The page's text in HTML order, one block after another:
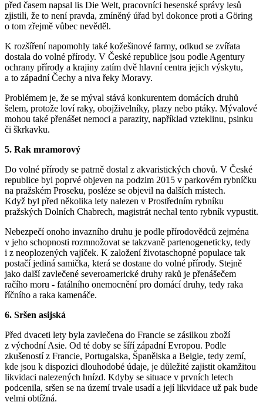
před časem napsal lis Die Welt, pracovníci hesenské správy lesů
zjistili, že to není pravda, zmíněný úřad byl dokonce proti a Göring
o tom zřejmě vůbec nevěděl.
K rozšíření napomohly také kožešinové farmy, odkud se zvířata
dostala do volné přírody. V České republice jsou podle Agentury
ochrany přírody a krajiny zatím dvě hlavní centra jejich výskytu,
a to západní Čechy a niva řeky Moravy.
Problémem je, že se mýval stává konkurentem domácích druhů
šelem, protože loví raky, obojživelníky, plazy nebo ptáky. Mývalové
mohou také přenášet nemoci a parazity, například vzteklinu, psinku
či škrkavku.
5. Rak mramorový
Do volné přírody se patrně dostal z akvaristických chovů. V České
republice byl poprvé objeven na podzim 2015 v parkovém rybníčku
na pražském Proseku, posléze se objevil na dalších místech.
Když byl před několika lety nalezen v Prostředním rybníku
pražských Dolních Chabrech, magistrát nechal tento rybník vypustit.
Nebezpečí onoho invazního druhu je podle přírodovědců zejména
v jeho schopnosti rozmnožovat se takzvaně partenogeneticky, tedy
i z neoplozených vajíček. K založení životaschopné populace tak
postačí jediná samička, která se dostane do volné přírody. Stejně
jako další zavlečené severoamerické druhy raků je přenášečem
račího moru - fatálního onemocnění pro domácí druhy, tedy raka
říčního a raka kamenáče.
6. Sršen asijská
Před dvaceti lety byla zavlečena do Francie se zásilkou zboží
z východní Asie. Od té doby se šíří západní Evropou. Podle
zkušeností z Francie, Portugalska, Španělska a Belgie, tedy zemí,
kde jsou k dispozici dlouhodobé údaje, je důležité zajistit okamžitou
likvidaci nalezených hnízd. Kdyby se situace v prvních letech
podcenila, sršen se na území trvale usadí a její likvidace už pak bude
velmi obtížná.